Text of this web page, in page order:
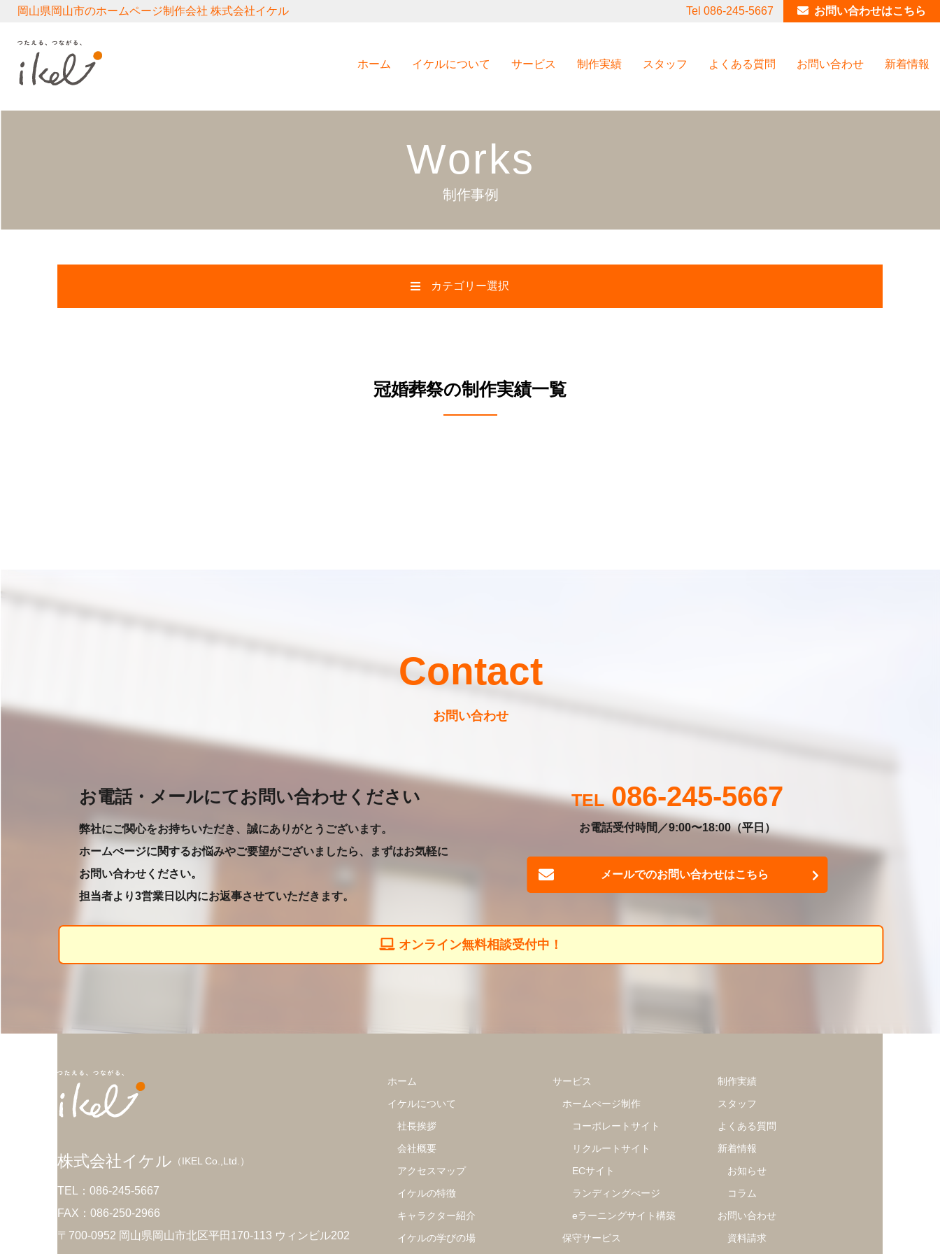
岡山県岡山市のホームページ制作会社 株式会社イケル Tel 086-245-5667 お問い合わせはこちら
ホーム イケルについて サービス 制作実績 スタッフ よくある質問 お問い合わせ 新着情報
Works
制作事例
カテゴリー選択
冠婚葬祭の制作実績一覧
Contact
お問い合わせ
お電話・メールにてお問い合わせください
弊社にご関心をお持ちいただき、誠にありがとうございます。
ホームぺージに関するお悩みやご要望がございましたら、まずはお気軽に
お問い合わせください。
担当者より3営業日以内にお返事させていただきます。
086-245-5667
お電話受付時間／9:00〜18:00（平日）
メールでのお問い合わせはこちら
オンライン無料相談受付中！
株式会社イケル （IKEL Co.,Ltd.）
TEL：086-245-5667
FAX：086-250-2966
〒700-0952 岡山県岡山市北区平田170-113 ウィンビル202
ホーム
イケルについて
社長挨拶
会社概要
アクセスマップ
イケルの特徴
キャラクター紹介
イケルの学びの場
サービス
ホームぺージ制作
コーポレートサイト
リクルートサイト
ECサイト
ランディングぺージ
eラーニングサイト構築
保守サービス
制作実績
スタッフ
よくある質問
新着情報
お知らせ
コラム
お問い合わせ
資料請求